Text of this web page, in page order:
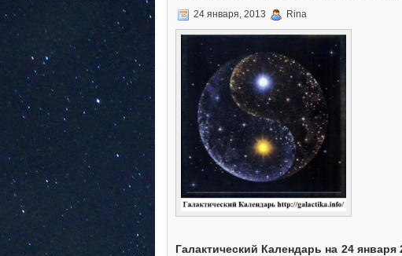
24 января, 2013 Rina
Галактический Календарь на 24 января